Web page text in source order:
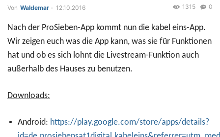
Von Waldemar - 12.10.2016 0
1315
Nach der ProSieben-App kommt nun die kabel eins-App.
Wir zeigen euch was die App kann, was sie für Funktionen
hat und ob es sich lohnt die Livestream-Funktion auch
außerhalb des Hauses zu benutzen.
Downloads:
Android: https://play.google.com/store/apps/details?